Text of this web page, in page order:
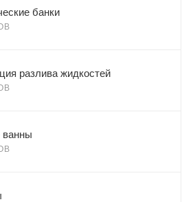
банки
разлива жидкостей